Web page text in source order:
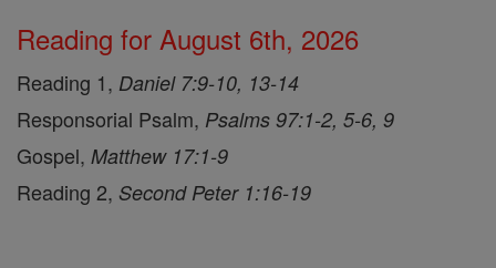
Reading for August 6th, 2026
Reading 1, Daniel 7:9-10, 13-14
Responsorial Psalm, Psalms 97:1-2, 5-6, 9
Gospel, Matthew 17:1-9
Reading 2, Second Peter 1:16-19